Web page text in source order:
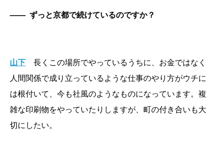
―― ずっと京都で続けているのですか？
山下
長くこの場所でやっているうちに、お金ではなく
人間関係で成り立っているような仕事のやり方がウチに
は根付いて、今も社風のようなものになっています。複
雑な印刷物をやっていたりしますが、町の付き合いも大
切にしたい。